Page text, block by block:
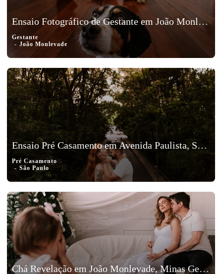
Ensaio Fotográfico de Gestante em João Monlevade, Minas Gerais – Isadora, Notélio e Athena
Gestante
João Monlevade
Ensaio Pré Casamento em Avenida Paulista, São Paulo - Isa e Charles
Pré Casamento
São Paulo
Chá Revelação em João Monlevade, Minas Gerais – Andresa e Vitor